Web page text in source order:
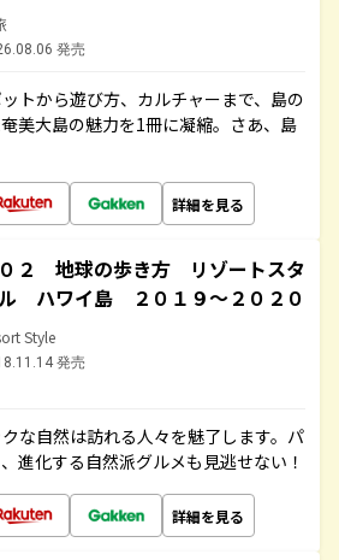
発売
トから遊び方、カルチャーまで、島の
美大島の魅力を1冊に凝縮。さあ、島
詳細を見る
２ 地球の歩き方 リゾートスタ
ハワイ島 ２０１９～２０２０
Style
発売
な自然は訪れる人々を魅了します。パ
進化する自然派グルメも見逃せない！
詳細を見る